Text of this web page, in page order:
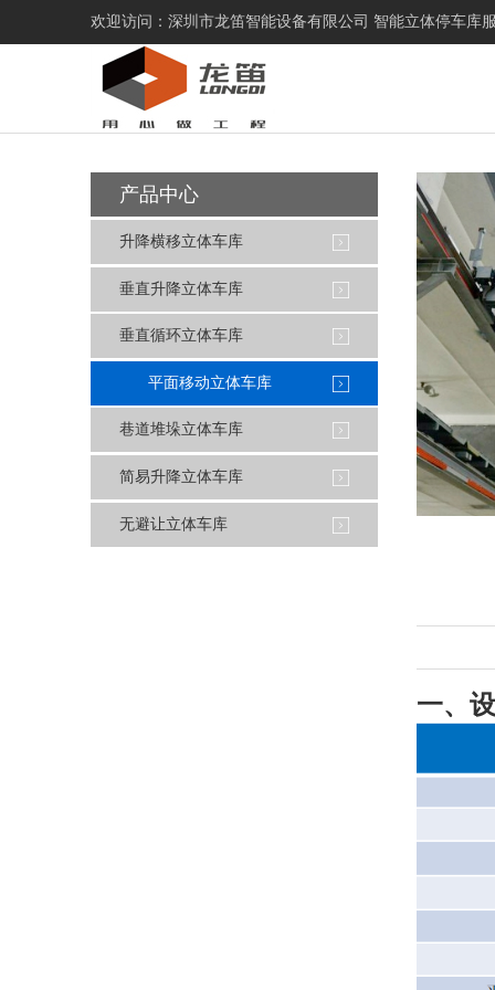
欢迎访问：深圳市龙笛智能设备有限公司 智能立体停车库服
一、
产品中心
升降横移立体车库
垂直升降立体车库
垂直循环立体车库
平面移动立体车库
巷道堆垛立体车库
简易升降立体车库
无避让立体车库